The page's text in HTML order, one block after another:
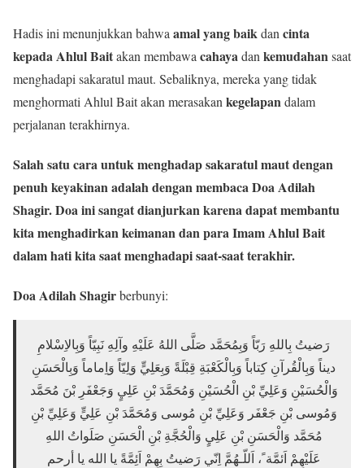
Hadis ini menunjukkan bahwa amal yang baik dan cinta
kepada Ahlul Baitakan membawa cahaya dan kemudahan saat
menghadapi sakaratul maut. Sebaliknya, mereka yang tidak
menghormati Ahlul Bait akan merasakan kegelapan dalam
perjalanan terakhirnya.
Salah satu cara untuk menghadap sakaratul maut dengan
penuh keyakinan adalah dengan membacaDoa Adilah
Shagir. Doa ini sangat dianjurkan karena dapat membantu
kita menghadirkankeimanandanpara Imam Ahlul Bait
dalam hati kita saat menghadapi saat-saat terakhir.
Doa Adilah Shagirberbunyi:
رَضيتُ بِاللهِ رَبّاً وَبِمُحَمَّد صَلَّى اللهُ عَلَيْهِ وآلِهِ نَبِيّاً وَبِالاِسْلامِ
ديناً وَبِالْقُرآنِ كِتاباً وَبِالْكَعْبَةِ قِبْلَةً وَبِعَلِيٍّ وَلِيّاً وَاِماماً وَبِالْحَسَنِ
وَالْحُسَيْنِ وَعَلِيِّ بْنِ الْحُسَيْنِ وَمُحَمَّدَ بْنِ عَلِيٍ وَجَعْفَرِ بْنَ مُحَمَّد
وَمُوسى بْنِ جَعْفَر وَعَلِيِّ بْنِ مُوسى وَمُحَمَّدَ بْنِ عَلِيٍّ وَعَلِيِّ بْنِ
مُحَمَّد وَالْحَسَنِ بْنِ عَلِيٍ وَالْحُجَّةِ بْنِ الْحَسَنِ صَلَواتُ اللهِ
عَلَيْهِمْ اَئمَّة ً، اَللّـهُمَّ اِنّي رَضيتُ بِهِمْ اَئِمَّةً يا الله يا أرحم